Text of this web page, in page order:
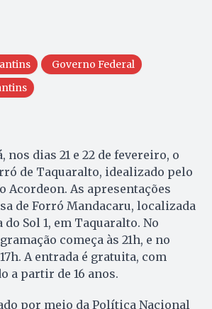
Governo Federal
nos dias 21 e 22 de fevereiro, o
de Taquaralto, idealizado pelo
Acordeon. As apresentações
de Forró Mandacaru, localizada
Sol 1, em Taquaralto. No
começa às 21h, e no
A entrada é gratuita, com
a partir de 16 anos.
por meio da Política Nacional